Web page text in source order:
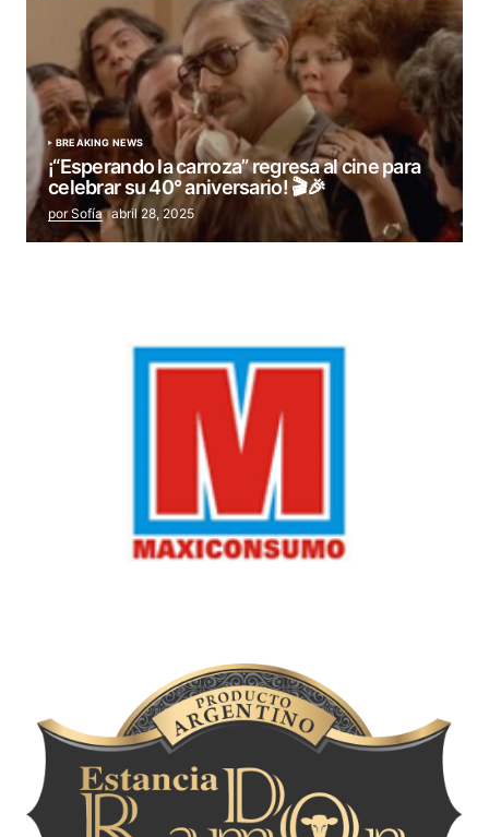
BREAKING NEWS
¡“Esperando la carroza” regresa al cine para
celebrar su 40° aniversario! 🎬🎉
por Sofía abril 28, 2025